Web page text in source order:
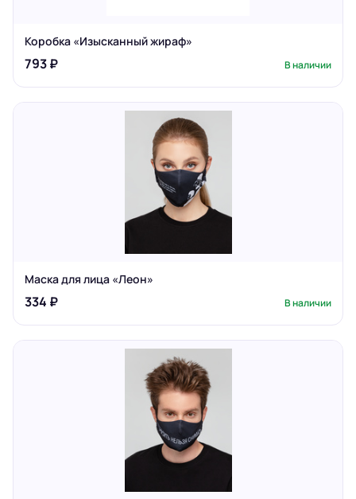
Коробка «Изысканный жираф»
793 ₽ В наличии
Маска для лица «Леон»
334 ₽ В наличии